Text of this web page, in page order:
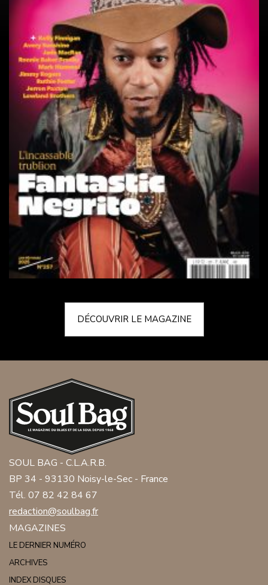
DÉCOUVRIR LE MAGAZINE
SOUL BAG - C.L.A.R.B.
BP 34 - 93130 Noisy-le-Sec - France
Tél. 07 82 42 84 67
redaction@soulbag.fr
MAGAZINES
LE DERNIER NUMÉRO
ARCHIVES
INDEX DISQUES